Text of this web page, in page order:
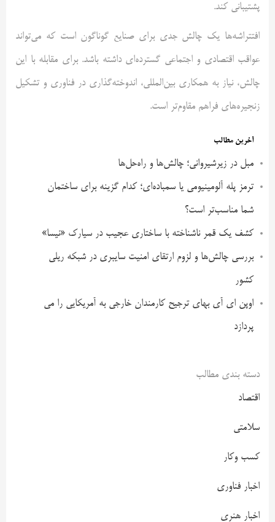
پشتیبانی کند.
افتتراشه‌ها یک چالش جدی برای صنایع گوناگون است که می‌تواند
عواقب اقتصادی و اجتماعی گسترده‌ای داشته باشد. برای مقابله با این
چالش، نیاز به همکاری بین‌المللی، اندوخته‌گذاری در فناوری و تشکیل
زنجیره‌های فراهم مقاوم‌تر است.
آخرین مطالب
مبل در زیرشیروانی؛ چالش‌ها و راه‌حل‌ها
ترمز پله آلومینیومی یا سمباده‌ای؛ کدام گزینه برای ساختمان
شما مناسب‌تر است؟
کشف یک قمر ناشناخته با ساختاری عجیب در سیارک «نیسا»
بررسی چالش‌ها و لزوم ارتقای امنیت سایبری در شبکه ریلی
کشور
اوپن ای آی بهای ترجیح کارمندان خارجی به آمریکایی را می
پردازد
دسته بندی مطالب
اقتصاد
سلامتی
کسب وکار
اخبار فناوری
اخبار هنری